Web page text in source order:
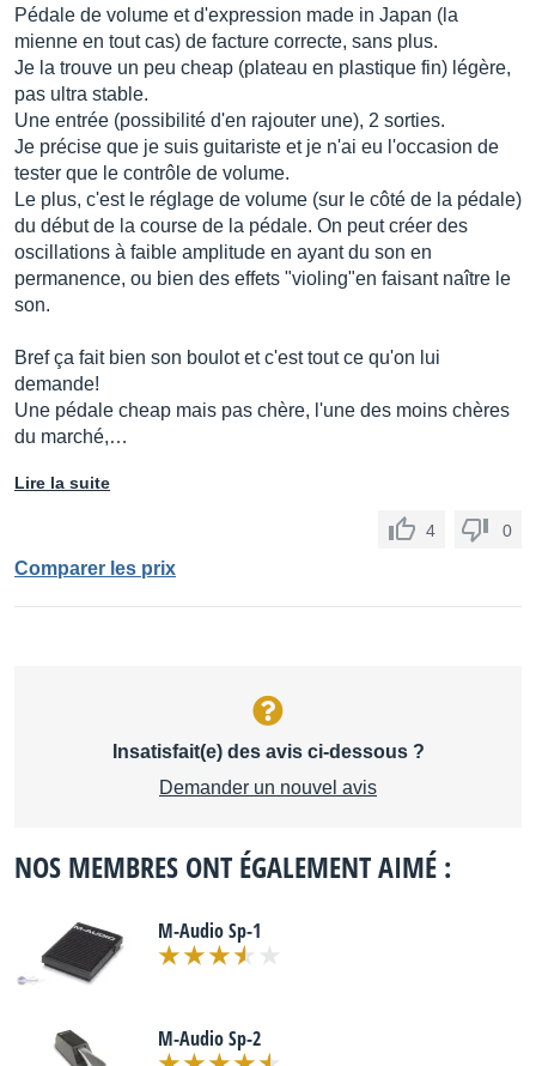
Pédale de volume et d'expression made in Japan (la
mienne en tout cas) de facture correcte, sans plus.
Je la trouve un peu cheap (plateau en plastique fin) légère,
pas ultra stable.
Une entrée (possibilité d'en rajouter une), 2 sorties.
Je précise que je suis guitariste et je n'ai eu l'occasion de
tester que le contrôle de volume.
Le plus, c'est le réglage de volume (sur le côté de la pédale)
du début de la course de la pédale. On peut créer des
oscillations à faible amplitude en ayant du son en
permanence, ou bien des effets "violing"en faisant naître le
son.
Bref ça fait bien son boulot et c'est tout ce qu'on lui
demande!
Une pédale cheap mais pas chère, l'une des moins chères
du marché,…
Lire la suite
4 0
Comparer les prix
Insatisfait(e) des avis ci-dessous ?
Demander un nouvel avis
NOS MEMBRES ONT ÉGALEMENT AIMÉ :
M-Audio Sp-1
M-Audio Sp-2